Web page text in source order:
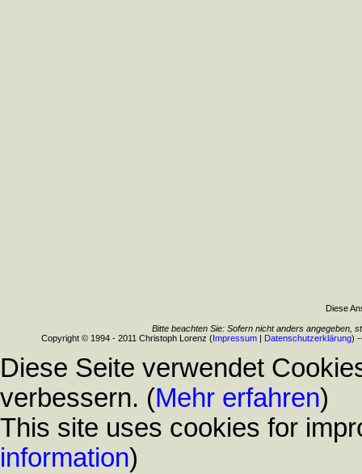
Diese
Bitte beachten Sie: Sofern nicht anders angegeben,
Copyright © 1994 - 2011 Christoph Lorenz (Impressum | Datenschutzerklärung)
Diese Seite verwendet
verbessern. (Mehr erfahren)
This site uses cookies for
information)